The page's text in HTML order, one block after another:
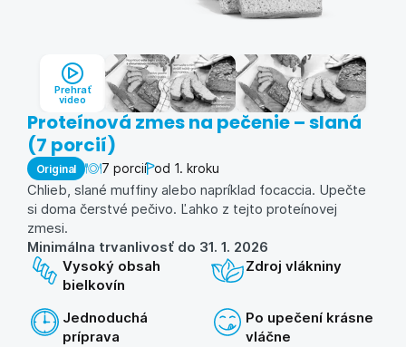
Prehrať
video
Proteínová zmes na pečenie – slaná
(7 porcií)
Original 7 porcií od 1. kroku
Chlieb, slané muffiny alebo napríklad focaccia. Upečte
si doma čerstvé pečivo. Ľahko z tejto proteínovej
zmesi.
Minimálna trvanlivosť do 31. 1. 2026
Vysoký obsah
bielkovín
Zdroj vlákniny
Jednoduchá
príprava
Po upečení krásne
vláčne